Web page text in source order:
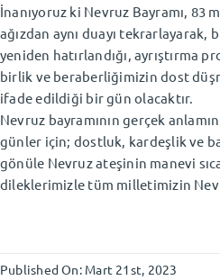
İnanıyoruz ki Nevruz Bayramı, 83
ağızdan aynı duayı tekrarlayarak,
yeniden hatırlandığı, ayrıştırma
birlik ve beraberliğimizin dost
ifade edildiği bir gün olacaktır.
Nevruz bayramının gerçek
günler için; dostluk, kardeşlik ve
gönüle Nevruz ateşinin manevi
dileklerimizle tüm milletimizin
Published On: Mart 21st, 2023